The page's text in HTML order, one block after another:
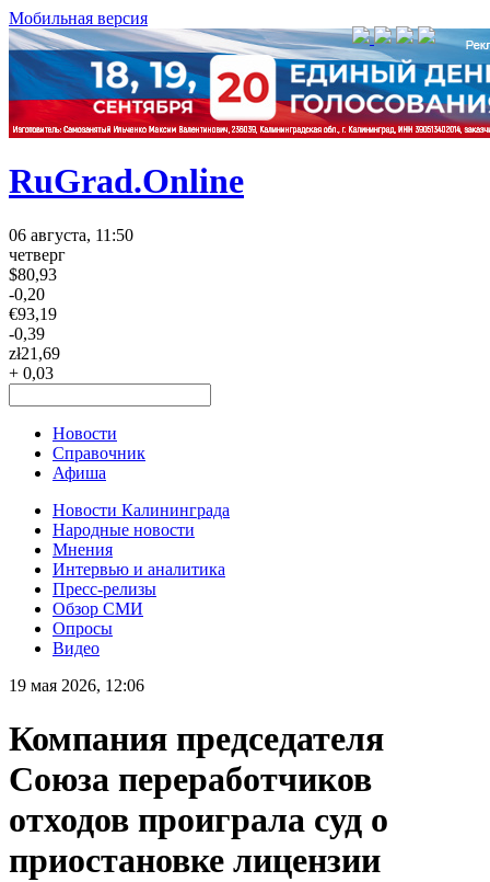
Мобильная версия
RuGrad.Online
06 августа, 11:50
четверг
$80,93
-0,20
€93,19
-0,39
zł21,69
+ 0,03
Новости
Справочник
Афиша
Новости Калининграда
Народные новости
Мнения
Интервью и аналитика
Пресс-релизы
Обзор СМИ
Опросы
Видео
19 мая 2026, 12:06
Компания председателя
Союза переработчиков
отходов проиграла суд о
приостановке лицензии